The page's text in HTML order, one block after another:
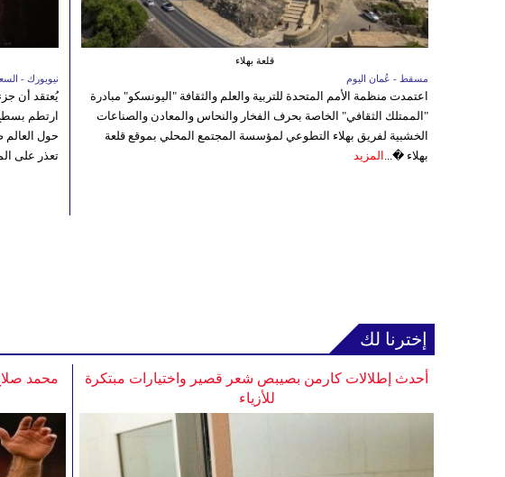
نيويورك -
ارتطم
حول
تعذر على
قلعة بهلاء
مسقط - عُمان اليوم
اعتمدت منظمة الأمم المتحدة للتربية والعلم والثقافة "اليونسكو" مبادرة
"الممتلك الثقافي" الخاصة بحرف الفخار والنحاس والمعادن والصناعات
الخشبية لفريق بهلاء التطوعي لمؤسسة المجتمع المحلي بموقع قلعة
بهلاء �... المزيد
إخترنا لك
محمد
أحدث إطلالات كارمن بصيبص شعر قصير واختيارات مبتكرة
للأزياء